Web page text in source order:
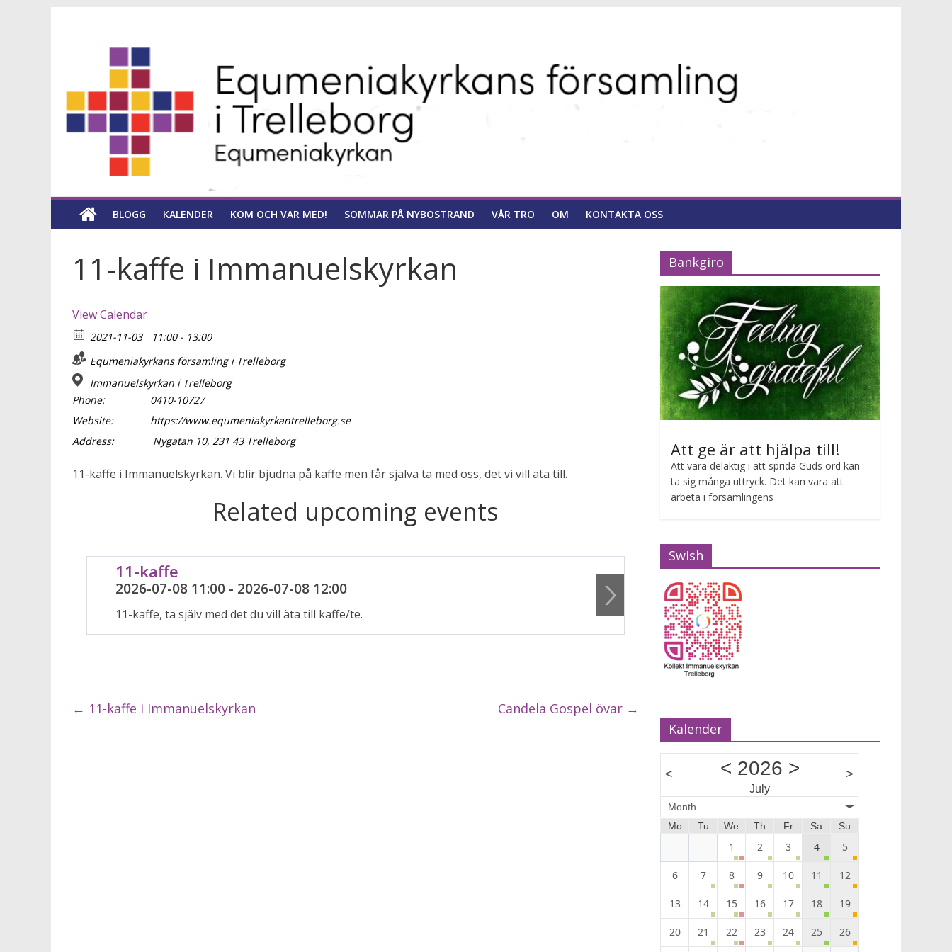
Equmeniakyrkans
församling
i
Trelleborg
kyrka
för
BLOGG KALENDER KOM OCH VAR MED! SOMMAR PÅ NYBOSTRAND VÅR TRO OM KONTAKTA OSS
11-kaffe i Immanuelskyrkan
View Calendar
2021-11-03
11:00 - 13:00
Equmeniakyrkans församling i Trelleborg
Immanuelskyrkan i Trelleborg
Phone:
0410-10727
Website:
https://www.equmeniakyrkantrelleborg.se
Address:
Nygatan 10, 231 43 Trelleborg
11-kaffe i Immanuelskyrkan. Vi blir bjudna på kaffe men får själva ta med oss, det vi vill äta till.
Related upcoming events
11-kaffe
2026-07-08 11:00 - 2026-07-08 12:00
11-kaffe, ta själv med det du vill äta till kaffe/te.
11-kaffe
2026-07-15 11:00 - 2026-07-15 12:00
11-kaffe, ta själv med det du vill äta till kaffe/te.
← 11-kaffe i Immanuelskyrkan Candela Gospel övar →
Bankgiro
Att ge är att hjälpa till!
Att vara delaktig i att sprida Guds ord kan
ta sig många uttryck. Det kan vara att
arbeta i församlingens
Swish
Kalender
< < 2026 >
July
>
Month
Mo
Tu We Th Fr Sa Su
1 2 3 4 5
6 7 8 9 10 11 12
13 14 15 16 17 18 19
20 21 22 23 24 25 26